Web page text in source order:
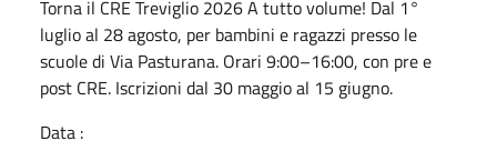
Torna il CRE Treviglio 2026 A tutto volume! Dal 1°
luglio al 28 agosto, per bambini e ragazzi presso le
scuole di Via Pasturana. Orari 9:00–16:00, con pre e
post CRE. Iscrizioni dal 30 maggio al 15 giugno.
Data :